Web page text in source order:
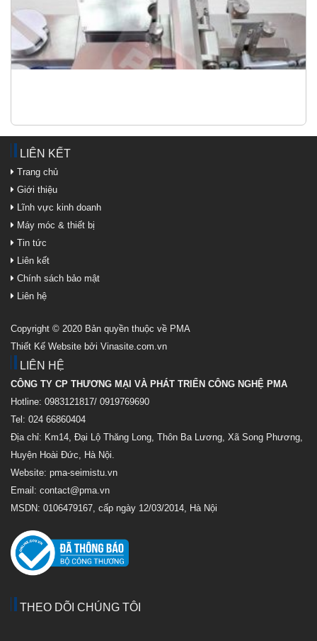
LIÊN KẾT
Trang chủ
Giới thiệu
Lĩnh vực kinh doanh
Máy móc & thiết bị
Tin tức
Liên kết
Chính sách bảo mật
Liên hệ
Copyright © 2020 Bản quyền thuộc về PMA
Thiết Kế Website bởi Vinasite.com.vn
LIÊN HỆ
CÔNG TY CP THƯƠNG MẠI VÀ PHÁT TRIỂN CÔNG NGHỆ PMA
Hotline: 0983121817/ 0919769690
Tel: 024 66860404
Địa chỉ: Km14, Đại Lộ Thăng Long, Thôn Ba Lương, Xã Song Phương,
Huyện Hoài Đức, Hà Nội.
Website: pma-seimistu.vn
Email: contact@pma.vn
MSDN: 0106479167, cấp ngày 12/03/2014, Hà Nội
THEO DÕI CHÚNG TÔI